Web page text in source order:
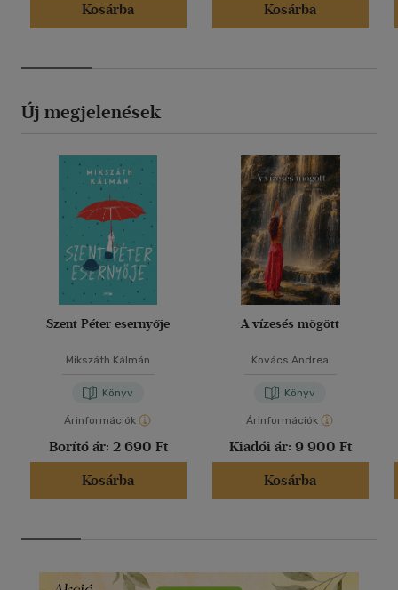
Kosárba
Kosárba
Új megjelenések
Szent Péter esernyője
Mikszáth Kálmán
Könyv
Árinformációk
Borító ár: 2 690 Ft
Kosárba
A vízesés mögött
Kovács Andrea
Könyv
Árinformációk
Kiadói ár: 9 900 Ft
Kosárba